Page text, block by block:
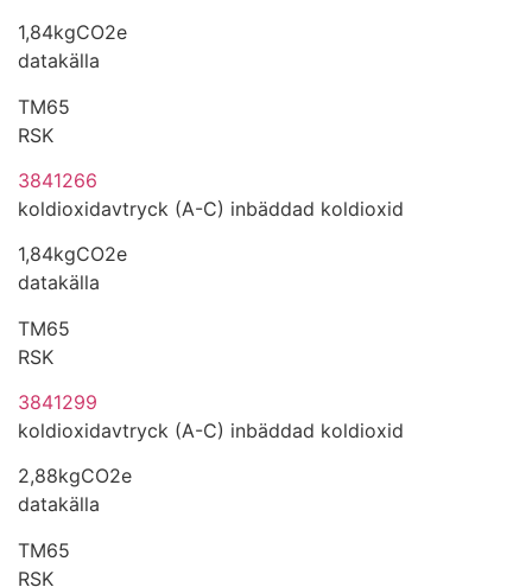
1,84kgCO2e
datakälla
TM65
RSK
3841266
koldioxidavtryck (A-C) inbäddad koldioxid
1,84kgCO2e
datakälla
TM65
RSK
3841299
koldioxidavtryck (A-C) inbäddad koldioxid
2,88kgCO2e
datakälla
TM65
RSK